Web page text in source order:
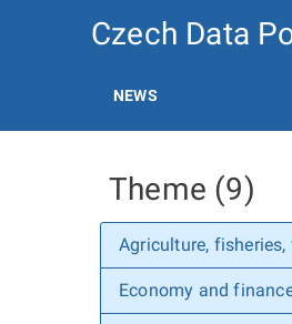
Czech Data
NEWS
Theme (9)
Agriculture,
Economy and